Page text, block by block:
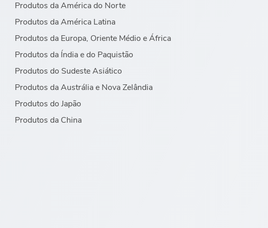
Produtos da América do Norte
Produtos da América Latina
Produtos da Europa, Oriente Médio e África
Produtos da Índia e do Paquistão
Produtos do Sudeste Asiático
Produtos da Austrália e Nova Zelândia
Produtos do Japão
Produtos da China